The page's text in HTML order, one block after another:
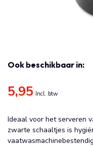
Ook beschikbaar in:
5,95 Incl. btw
Ideaal voor het serveren
zwarte schaaltjes is